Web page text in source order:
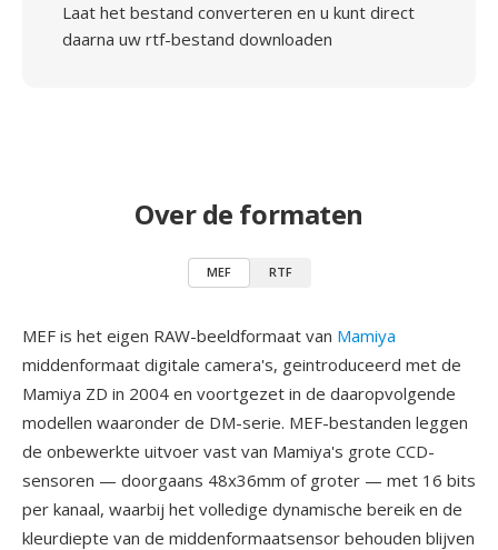
Laat het bestand converteren en u kunt direct
daarna uw rtf-bestand downloaden
Over de formaten
MEF RTF
MEF is het eigen RAW-beeldformaat van Mamiya
middenformaat digitale camera's, geintroduceerd met de
Mamiya ZD in 2004 en voortgezet in de daaropvolgende
modellen waaronder de DM-serie. MEF-bestanden leggen
de onbewerkte uitvoer vast van Mamiya's grote CCD-
sensoren — doorgaans 48x36mm of groter — met 16 bits
per kanaal, waarbij het volledige dynamische bereik en de
kleurdiepte van de middenformaatsensor behouden blijven